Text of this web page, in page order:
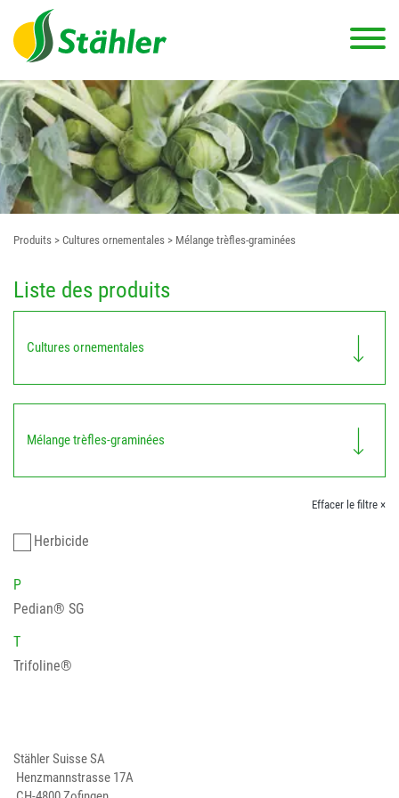
Produits > Cultures ornementales > Mélange trèfles-graminées
Liste des produits
Cultures ornementales
Mélange trèfles-graminées
Effacer le filtre ×
Herbicide
P
Pedian® SG
T
Trifoline®
Stähler Suisse SA
Henzmannstrasse 17A